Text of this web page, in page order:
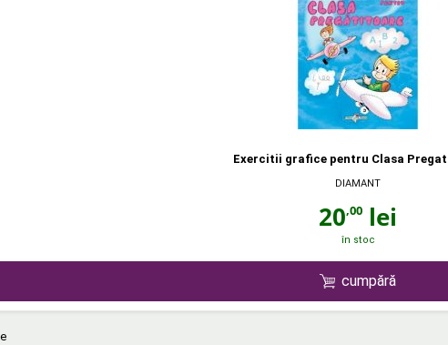
Exercitii grafice pentru Clasa
DIAMANT
20,00 lei
în stoc
cumpără